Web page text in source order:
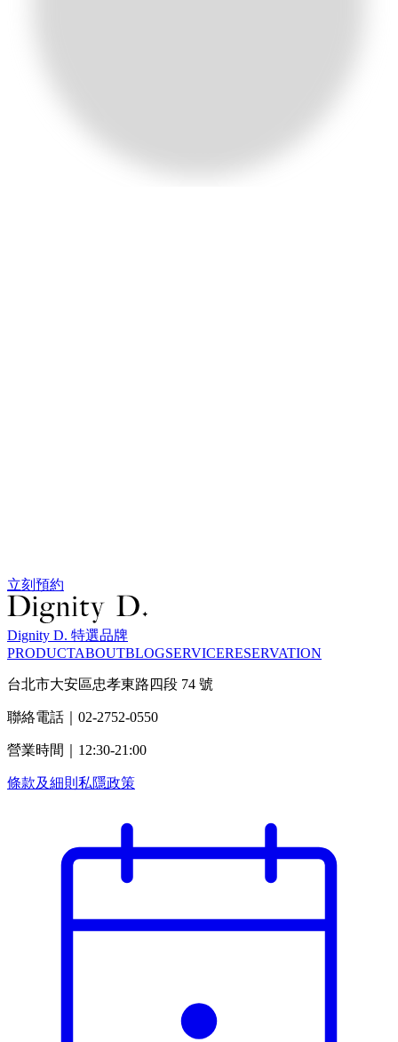
立刻預約
Dignity D. 特選品牌
PRODUCTABOUTBLOGSERVICERESERVATION
台北市大安區忠孝東路四段 74 號
聯絡電話｜02-2752-0550
營業時間｜12:30-21:00
條款及細則 私隱政策